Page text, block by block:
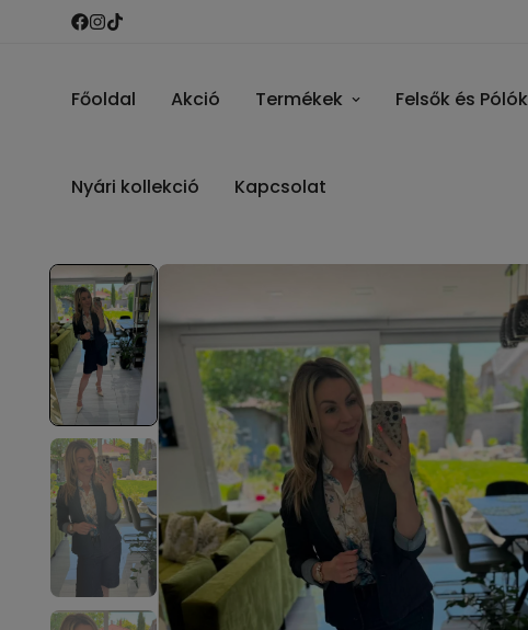
Főoldal Akció Termékek Felsők és Pólók
Nyári kollekció Kapcsolat